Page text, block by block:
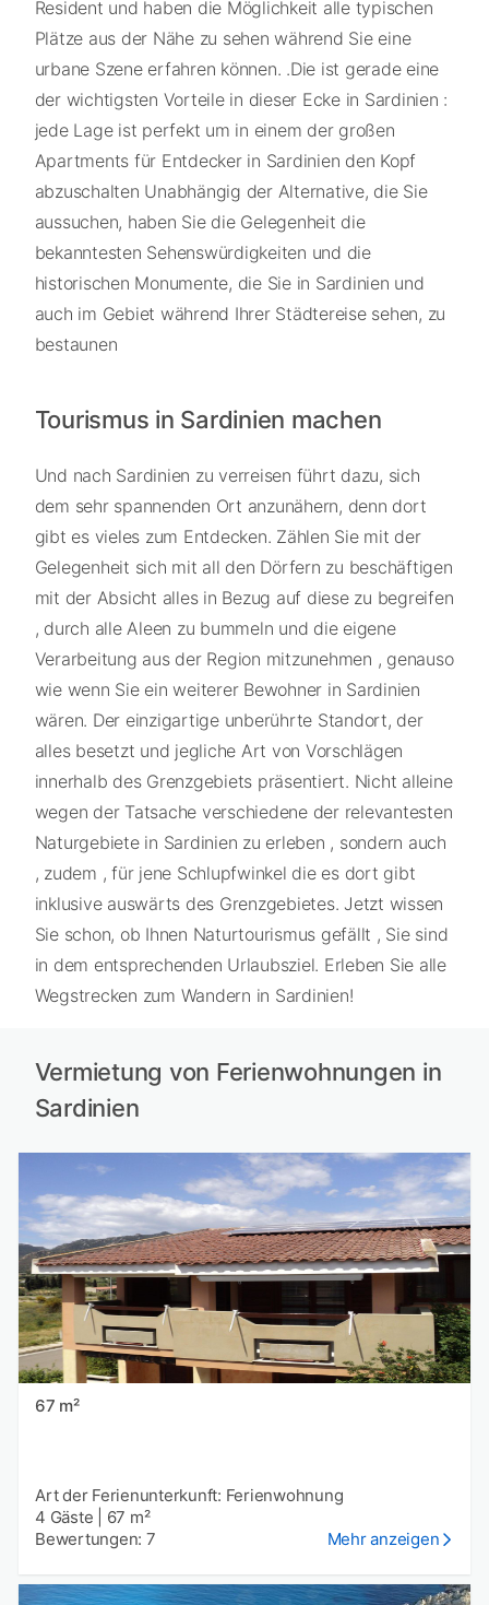
Resident und haben die Möglichkeit alle typischen
Plätze aus der Nähe zu sehen während Sie eine
urbane Szene erfahren können. .Die ist gerade eine
der wichtigsten Vorteile in dieser Ecke in Sardinien :
jede Lage ist perfekt um in einem der großen
Apartments für Entdecker in Sardinien den Kopf
abzuschalten Unabhängig der Alternative, die Sie
aussuchen, haben Sie die Gelegenheit die
bekanntesten Sehenswürdigkeiten und die
historischen Monumente, die Sie in Sardinien und
auch im Gebiet während Ihrer Städtereise sehen, zu
bestaunen
Tourismus in Sardinien machen
Und nach Sardinien zu verreisen führt dazu, sich
dem sehr spannenden Ort anzunähern, denn dort
gibt es vieles zum Entdecken. Zählen Sie mit der
Gelegenheit sich mit all den Dörfern zu beschäftigen
mit der Absicht alles in Bezug auf diese zu begreifen
, durch alle Aleen zu bummeln und die eigene
Verarbeitung aus der Region mitzunehmen , genauso
wie wenn Sie ein weiterer Bewohner in Sardinien
wären. Der einzigartige unberührte Standort, der
alles besetzt und jegliche Art von Vorschlägen
innerhalb des Grenzgebiets präsentiert. Nicht alleine
wegen der Tatsache verschiedene der relevantesten
Naturgebiete in Sardinien zu erleben , sondern auch
, zudem , für jene Schlupfwinkel die es dort gibt
inklusive auswärts des Grenzgebietes. Jetzt wissen
Sie schon, ob Ihnen Naturtourismus gefällt , Sie sind
in dem entsprechenden Urlaubsziel. Erleben Sie alle
Wegstrecken zum Wandern in Sardinien!
Vermietung von Ferienwohnungen in
Sardinien
67 m²
Art der Ferienunterkunft: Ferienwohnung
4 Gäste
67 m²
Bewertungen: 7
Mehr anzeigen